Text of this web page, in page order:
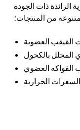
الرائدة ذات الجودة
من المنتجات؛
القيقب العضوية
بالكحول
الفواكه العضوي
الحرارية